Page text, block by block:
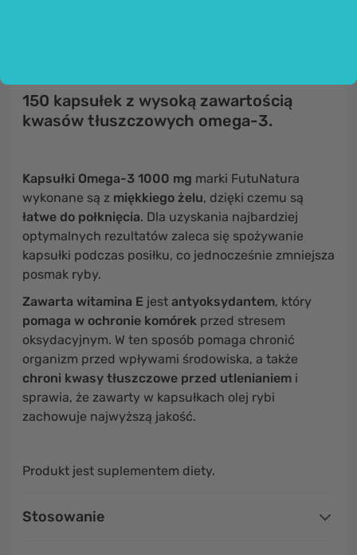
150 kapsułek z wysoką zawartością
kwasów tłuszczowych omega-3.
Kapsułki Omega-3 1000 mg marki FutuNatura
wykonane są z miękkiego żelu, dzięki czemu są
łatwe do połknięcia. Dla uzyskania najbardziej
optymalnych rezultatów zaleca się spożywanie
kapsułki podczas posiłku, co jednocześnie zmniejsza
posmak ryby.
Zawarta witamina E jest antyoksydantem, który
pomaga w ochronie komórek przed stresem
oksydacyjnym. W ten sposób pomaga chronić
organizm przed wpływami środowiska, a także
chroni kwasy tłuszczowe przed utlenianiem i
sprawia, że zawarty w kapsułkach olej rybi
zachowuje najwyższą jakość.
Produkt jest suplementem diety.
Stosowanie